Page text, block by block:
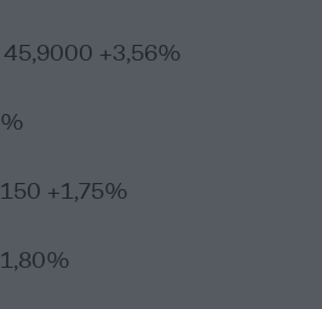
+3,56%
+1,75%